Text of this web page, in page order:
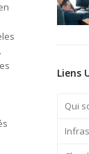
Liens
Qui